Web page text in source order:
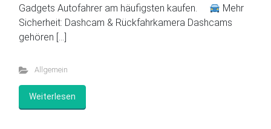
Gadgets Autofahrer am häufigsten kaufen.
Mehr
Sicherheit: Dashcam & Rückfahrkamera Dashcams
gehören […]
Allgemein
Weiterlesen